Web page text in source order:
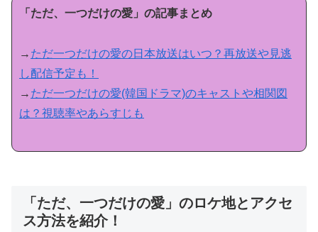
「ただ、一つだけの愛」の記事まとめ
→ ただ一つだけの愛の日本放送はいつ？再放送や見逃
し配信予定も！
→ ただ一つだけの愛(韓国ドラマ)のキャストや相関図
は？視聴率やあらすじも
「ただ、一つだけの愛」のロケ地とアクセ
ス方法を紹介！